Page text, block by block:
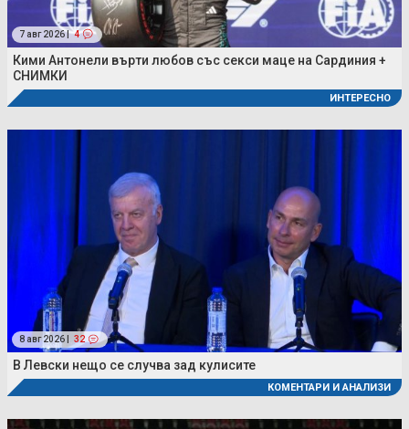
7 авг 2026 | 4
Кими Антонели върти любов със секси маце на Сардиния +
СНИМКИ
ИНТЕРЕСНО
8 авг 2026 | 32
В Левски нещо се случва зад кулисите
КОМЕНТАРИ И АНАЛИЗИ